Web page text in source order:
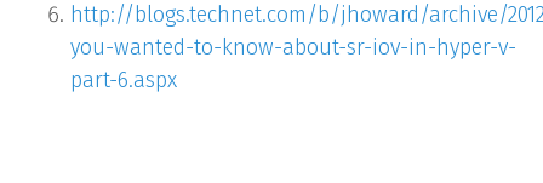
http://blogs.technet.com/b/jhoward/archive/
you-wanted-to-know-about-sr-iov-in-hyper-v-
part-6.aspx